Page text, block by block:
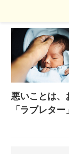
悪いことは、
「ラブレター